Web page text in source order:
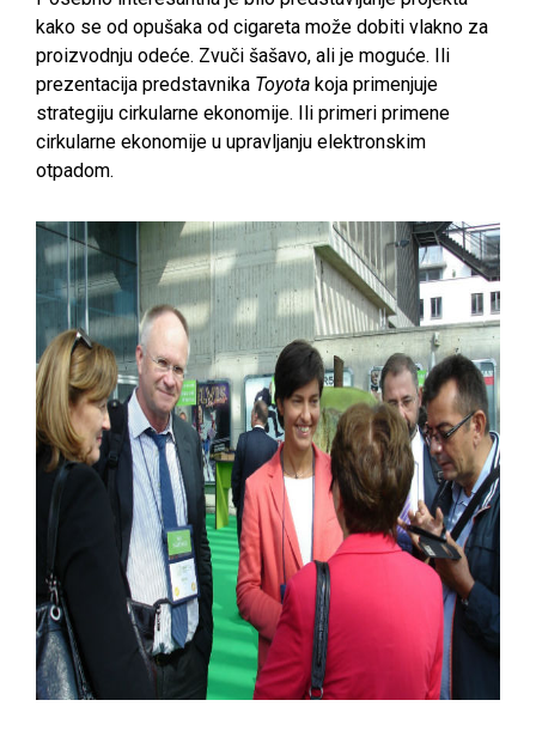
kako se od opušaka od cigareta može dobiti vlakno za
proizvodnju odeće. Zvuči šašavo, ali je moguće. Ili
prezentacija predstavnika Toyota koja primenjuje
strategiju cirkularne ekonomije. Ili primeri primene
cirkularne ekonomije u upravljanju elektronskim
otpadom.